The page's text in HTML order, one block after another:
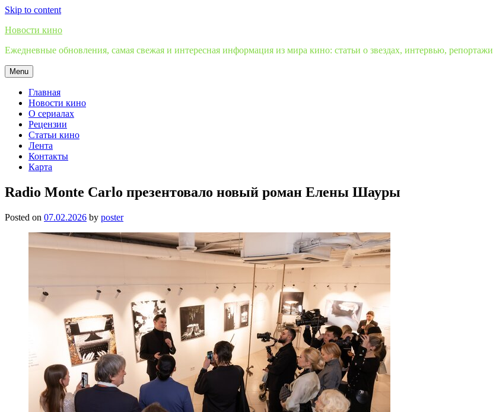
Skip to content
Новости кино
Ежедневные обновления, самая свежая и интересная информация из мира кино: статьи о звездах, интервью, репортажи
Menu
Главная
Новости кино
О сериалах
Рецензии
Статьи кино
Лента
Контакты
Карта
Radio Monte Carlo презентовало новый роман Елены Шауры
Posted on 07.02.2026 by poster